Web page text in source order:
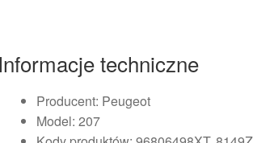
Informacje techniczne
Producent: Peugeot
Model: 207